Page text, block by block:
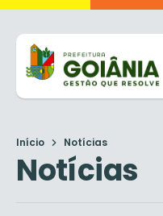
Início Notícias
Notícias